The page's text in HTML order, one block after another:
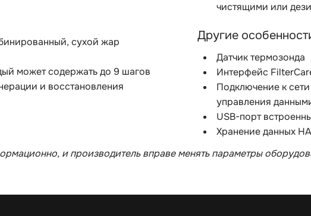
сухой жар
может содержать до 9 шагов
и восстановления
чистящими или
Другие
Датчик термозонда
Интерфейс
Подключение к
управления
USB-порт
Хранение данных
и производитель вправе менять параметры